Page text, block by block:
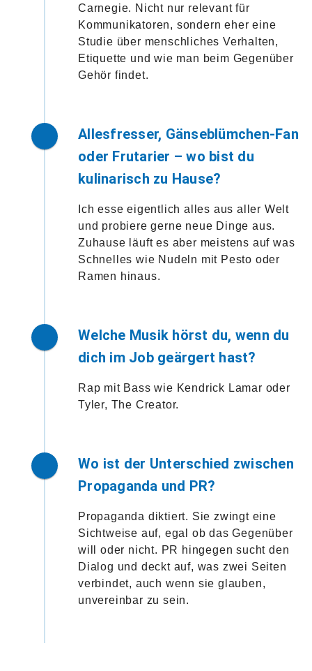
Carnegie. Nicht nur relevant für
Kommunikatoren, sondern eher eine
Studie über menschliches Verhalten,
Etiquette und wie man beim Gegenüber
Gehör findet.
Allesfresser, Gänseblümchen-Fan
oder Frutarier – wo bist du
kulinarisch zu Hause?
Ich esse eigentlich alles aus aller Welt
und probiere gerne neue Dinge aus.
Zuhause läuft es aber meistens auf was
Schnelles wie Nudeln mit Pesto oder
Ramen hinaus.
Welche Musik hörst du, wenn du
dich im Job geärgert hast?
Rap mit Bass wie Kendrick Lamar oder
Tyler, The Creator.
Wo ist der Unterschied zwischen
Propaganda und PR?
Propaganda diktiert. Sie zwingt eine
Sichtweise auf, egal ob das Gegenüber
will oder nicht. PR hingegen sucht den
Dialog und deckt auf, was zwei Seiten
verbindet, auch wenn sie glauben,
unvereinbar zu sein.